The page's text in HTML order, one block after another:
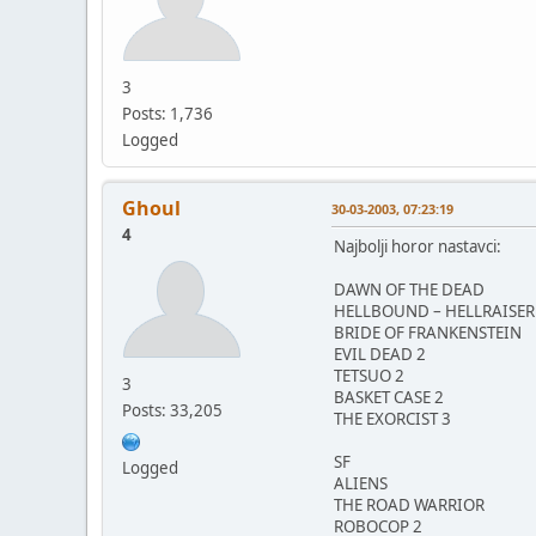
3
Posts: 1,736
Logged
Ghoul
4
3
Posts: 33,205
Logged
30-03-2003, 07:23:19
Najbolji horor nastavci:
DAWN OF THE DEAD
HELLBOUND –
BRIDE OF FRANKENSTEIN
EVIL DEAD 2
TETSUO 2
BASKET CASE 2
THE EXORCIST 3
SF
ALIENS
THE ROAD WARRIOR
ROBOCOP 2